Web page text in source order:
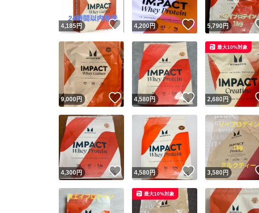
4,185円 いいね！
4,200円 いいね！
5,790円
9,000円 いいね！
4,580円 いいね！
2,680円
最大10%対象
4,300円 いいね！
4,580円 いいね！
3,580円
最大10%対象